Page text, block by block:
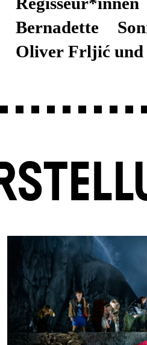
Oliver Frljić und